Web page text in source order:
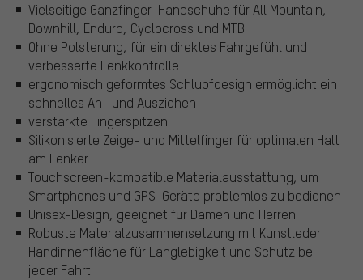
Vielseitige Ganzfinger-Handschuhe für All Mountain,
Downhill, Enduro, Cyclocross und MTB
Ohne Polsterung, für ein direktes Fahrgefühl und
verbesserte Lenkkontrolle
ergonomisch geformtes Schlupfdesign ermöglicht ein
schnelles An- und Ausziehen
verstärkte Fingerspitzen
Silikonisierte Zeige- und Mittelfinger für optimalen Halt
am Lenker
Touchscreen-kompatible Materialausstattung, um
Smartphones und GPS-Geräte problemlos zu bedienen
Unisex-Design, geeignet für Damen und Herren
Robuste Materialzusammensetzung mit Kunstleder
Handinnenfläche für Langlebigkeit und Schutz bei
jeder Fahrt